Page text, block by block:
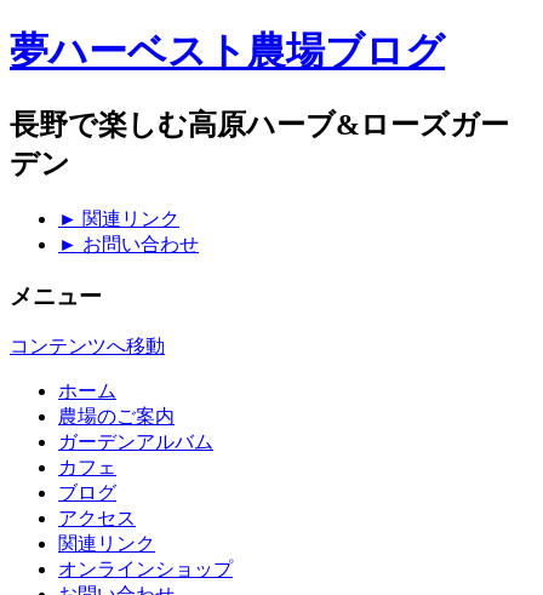
夢ハーベスト農場ブログ
長野で楽しむ高原ハーブ&ローズガー
デン
► 関連リンク
► お問い合わせ
メニュー
コンテンツへ移動
ホーム
農場のご案内
ガーデンアルバム
カフェ
ブログ
アクセス
関連リンク
オンラインショップ